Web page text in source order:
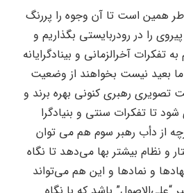
همین است تا آن وجوه را پررنگ
را در رودربایستی بگذاریم و
تفکرات آخرالزمانی و بینادگرایانه
بعید نیست بخواهند از وضعیت
تصویری رهبری کنونی بهره برند و
شود تا تفکرات سنتی و بنیادگرا
از دأب رهبر سوم هم می توان
و نظام بیشتر بها می‌دهد تا نگاه
و نمادها و این هم می‌تواند